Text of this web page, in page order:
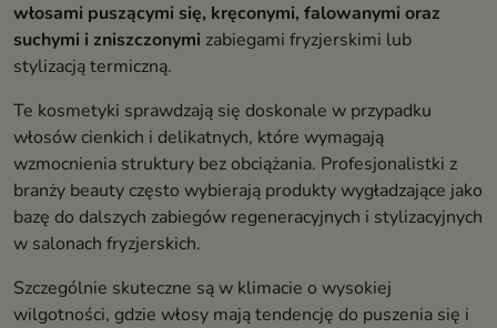
włosami puszącymi się, kręconymi, falowanymi oraz
suchymi i zniszczonymi zabiegami fryzjerskimi lub
stylizacją termiczną.
Te kosmetyki sprawdzają się doskonale w przypadku
włosów cienkich i delikatnych, które wymagają
wzmocnienia struktury bez obciążania. Profesjonalistki z
branży beauty często wybierają produkty wygładzające jako
bazę do dalszych zabiegów regeneracyjnych i stylizacyjnych
w salonach fryzjerskich.
Szczególnie skuteczne są w klimacie o wysokiej
wilgotności, gdzie włosy mają tendencję do puszenia się i